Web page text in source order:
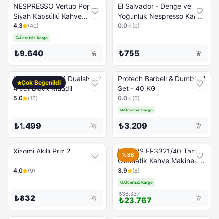
NESPRESSO Vertuo Pop
Siyah Kapsüllü Kahve
Makinesi
4.3 (40)
Ücretsiz Kargo
₺9.640
El Salvador - Denge ve
Yoğunluk Nespresso Kahve
Kapsülü - 10 Kapsül
0.0 (0)
₺755
Çok Beğenildi
Konsol Sony Ps4 Dualshock
4 Jet Black Muadil
5.0 (16)
₺1.499
Protech Barbell & Dumbbell
Set - 40 KG
0.0 (0)
Ücretsiz Kargo
₺3.209
Xiaomi Akıllı Priz 2
4.0 (9)
₺832
%38
PHILIPS EP3321/40 Tam
Otomatik Kahve Makinesi,
Siyah
3.9 (8)
Ücretsiz Kargo
₺38.337
₺23.767